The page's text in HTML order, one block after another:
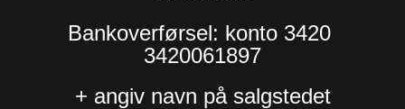
Bankoverførsel: konto 3420
3420061897
+ angiv navn på salgstedet